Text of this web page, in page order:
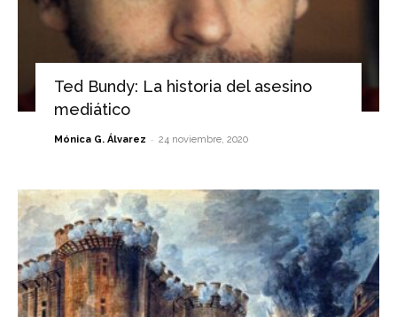
Ted Bundy: La historia del asesino
mediático
Mónica G. Álvarez - 24 noviembre, 2020